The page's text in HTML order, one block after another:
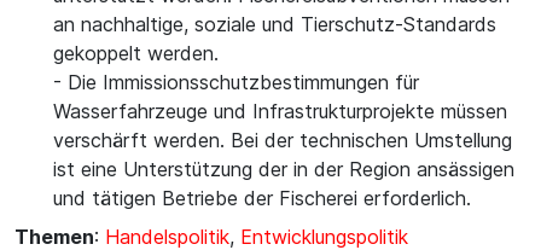
an nachhaltige, soziale und Tierschutz-Standards
gekoppelt werden.
- Die Immissionsschutzbestimmungen für
Wasserfahrzeuge und Infrastrukturprojekte müssen
verschärft werden. Bei der technischen Umstellung
ist eine Unterstützung der in der Region ansässigen
und tätigen Betriebe der Fischerei erforderlich.
Themen: Handelspolitik, Entwicklungspolitik